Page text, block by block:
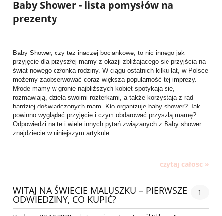
Baby Shower - lista pomysłów na
prezenty
Baby Shower, czy też inaczej bociankowe, to nic innego jak
przyjęcie dla przyszłej mamy z okazji zbliżającego się przyjścia na
świat nowego członka rodziny. W ciągu ostatnich kilku lat, w Polsce
możemy zaobserwować coraz większą popularność tej imprezy.
Młode mamy w gronie najbliższych kobiet spotykają się,
rozmawiają, dzielą swoimi rozterkami, a także korzystają z rad
bardziej doświadczonych mam. Kto organizuje baby shower? Jak
powinno wyglądać przyjęcie i czym obdarować przyszłą mamę?
Odpowiedzi na te i wiele innych pytań związanych z Baby shower
znajdziecie w niniejszym artykule.
czytaj całość »
WITAJ NA ŚWIECIE MALUSZKU – PIERWSZE
ODWIEDZINY, CO KUPIĆ?
1